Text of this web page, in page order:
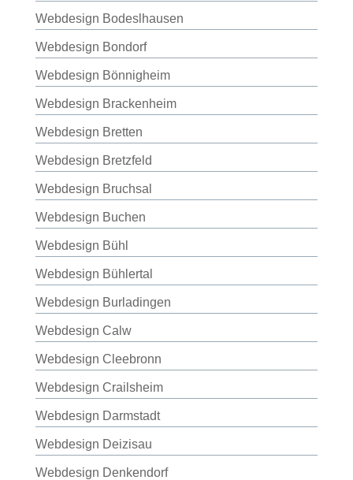
Webdesign Bodeslhausen
Webdesign Bondorf
Webdesign Bönnigheim
Webdesign Brackenheim
Webdesign Bretten
Webdesign Bretzfeld
Webdesign Bruchsal
Webdesign Buchen
Webdesign Bühl
Webdesign Bühlertal
Webdesign Burladingen
Webdesign Calw
Webdesign Cleebronn
Webdesign Crailsheim
Webdesign Darmstadt
Webdesign Deizisau
Webdesign Denkendorf